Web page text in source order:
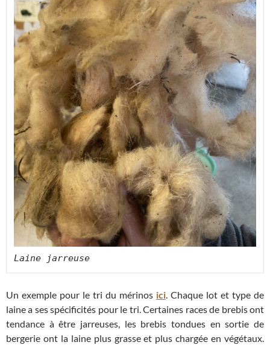
Laine jarreuse
Un exemple pour le tri du mérinos ici. Chaque lot et type de
laine a ses spécificités pour le tri. Certaines races de brebis ont
tendance à être jarreuses, les brebis tondues en sortie de
bergerie ont la laine plus grasse et plus chargée en végétaux.